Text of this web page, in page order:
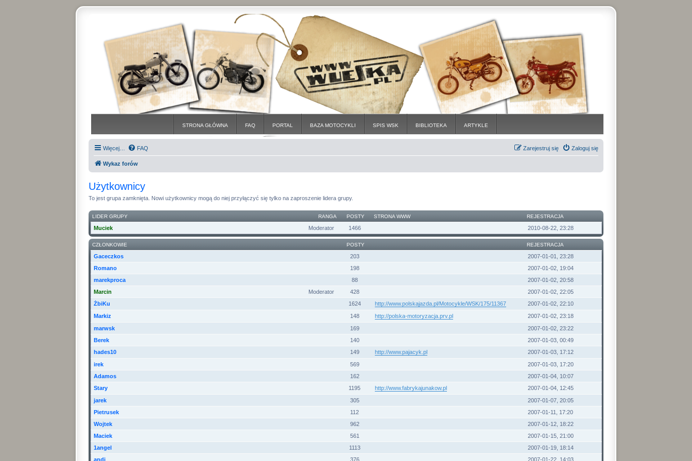
STRONA GŁÓWNA FAQ PORTAL BAZA MOTOCYKLI SPIS WSK BIBLIOTEKA ARTYKLE
Więcej… FAQ Zaloguj się
Zarejestruj się
Wykaz forów
Użytkownicy
To jest grupa zamknięta. Nowi użytkownicy mogą do niej przyłączyć się tylko na zaproszenie lidera grupy.
RANGA
LIDER GRUPY POSTY STRONA WWW REJESTRACJA
Moderator
Muciek 1466 2010-08-22, 23:28
CZŁONKOWIE POSTY REJESTRACJA
Gaceczkos 203
2007-01-01, 23:28
Romano
198
2007-01-02, 19:04
marekproca
88
2007-01-02, 20:58
Moderator
Marcin 428
2007-01-02, 22:05
ŻbiKu
1624 http://www.polskajazda.pl/Motocykle/WSK/175/11367
2007-01-02, 22:10
Markiz
148 http://polska-motoryzacja.prv.pl
2007-01-02, 23:18
marwsk
169
2007-01-02, 23:22
Berek
140
2007-01-03, 00:49
hades10
149 http://www.pajacyk.pl
2007-01-03, 17:12
irek
569
2007-01-03, 17:20
Adamos
162
2007-01-04, 10:07
Stary
1195 http://www.fabrykajunakow.pl
2007-01-04, 12:45
jarek
305
2007-01-07, 20:05
Pietrusek
112
2007-01-11, 17:20
Wojtek
962
2007-01-12, 18:22
Maciek
561
2007-01-15, 21:00
1angel
1113
2007-01-19, 18:14
andi
376 2007-01-22, 14:03